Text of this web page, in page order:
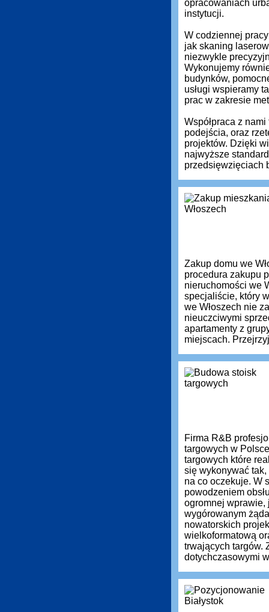
opracowaniach
instytucji.
W codziennej
jak skaning
niezwykle
Wykonujemy
budynków,
usługi wspieramy
prac w zakresie
Współpraca z
podejścia, oraz
projektów. Dzięki
najwyższe
przedsięwzięciach
Zakup domu we
procedura zakupu
nieruchomości we
specjaliście, który
we Włoszech nie
nieuczciwymi
apartamenty z
miejscach.
Firma R&B
targowych w
targowych które
się wykonywać tak,
na co oczekuje. W
powodzeniem
ogromnej wprawie,
wygórowanym
nowatorskich
wielkoformatową
trwających targów.
dotychczasowymi